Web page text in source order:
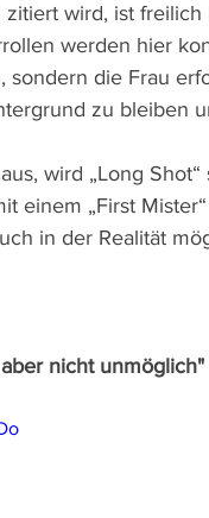
wird, ist
werden hier
die Frau
zu bleiben
wird „Long
einem „First
in der Realität
nicht unmöglich"